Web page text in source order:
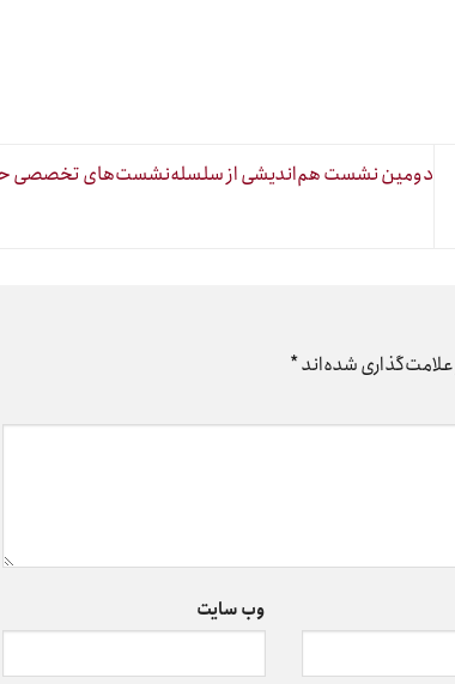
دومین نشست هم‌اندیشی از سلسله‌نشست‌های تخصصی
شده‌اند*
وب‌ سایت